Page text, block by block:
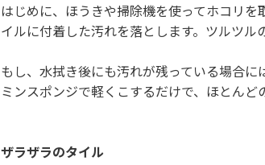
はじめに、ほうきや掃除機を使ってホコリ
イルに付着した汚れを落とします。ツルツル
もし、水拭き後にも汚れが残っている場合
ミンスポンジで軽くこするだけで、ほとんど
ザラザラのタイル